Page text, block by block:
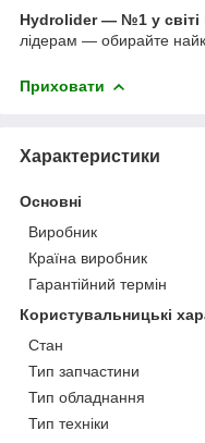
Hydrolider — №1 у світі
лідерам — обирайте
Приховати
Характеристики
Основні
Виробник
Країна виробник
Гарантійний термін
Користувальницькі
Стан
Тип запчастини
Тип обладнання
Тип техніки